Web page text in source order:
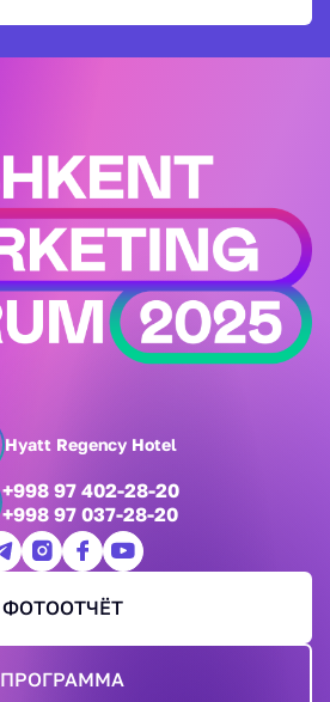
Hyatt Regency Hotel
+998 97 402-28-20
+998 97 037-28-20
ФОТООТЧЁТ
ПРОГРАММА